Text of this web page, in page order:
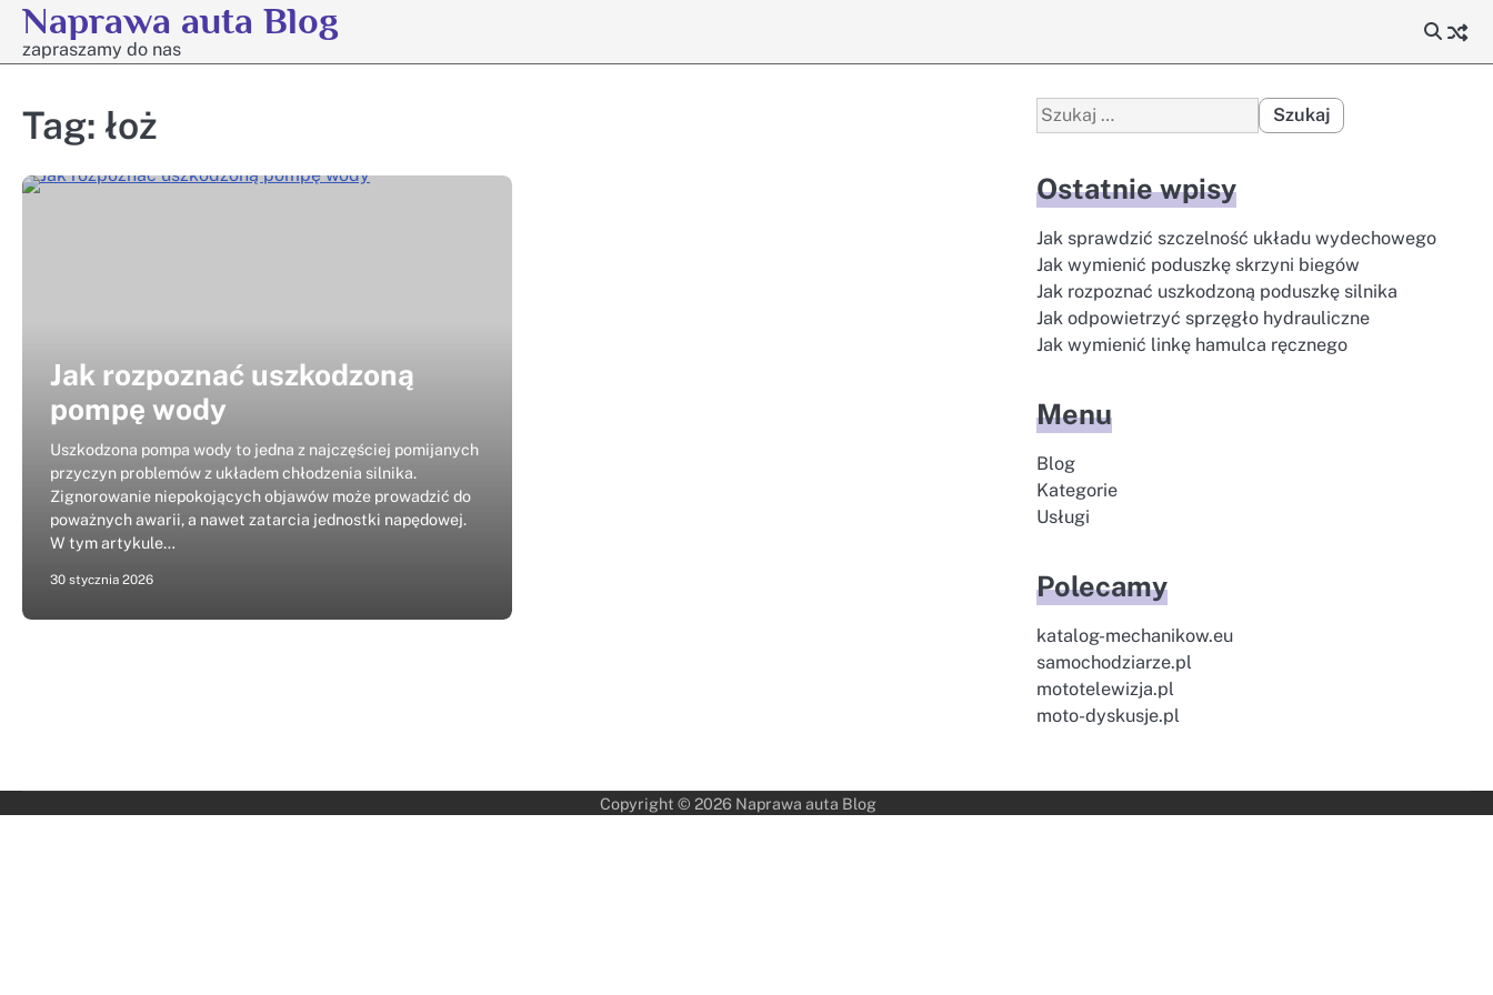
Skip
content
Naprawa auta Blog
zapraszamy do nas
Tag: łoż
Jak rozpoznać uszkodzoną
pompę wody
Uszkodzona pompa wody to jedna z najczęściej pomijanych
przyczyn problemów z układem chłodzenia silnika.
Zignorowanie niepokojących objawów może prowadzić do
poważnych awarii, a nawet zatarcia jednostki napędowej.
W tym artykule…
30 stycznia 2026
Szukaj:
Ostatnie wpisy
Jak sprawdzić szczelność układu wydechowego
Jak wymienić poduszkę skrzyni biegów
Jak rozpoznać uszkodzoną poduszkę silnika
Jak odpowietrzyć sprzęgło hydrauliczne
Jak wymienić linkę hamulca ręcznego
Menu
Blog
Kategorie
Usługi
Polecamy
katalog-mechanikow.eu
samochodziarze.pl
mototelewizja.pl
moto-dyskusje.pl
Copyright © 2026 Naprawa auta Blog